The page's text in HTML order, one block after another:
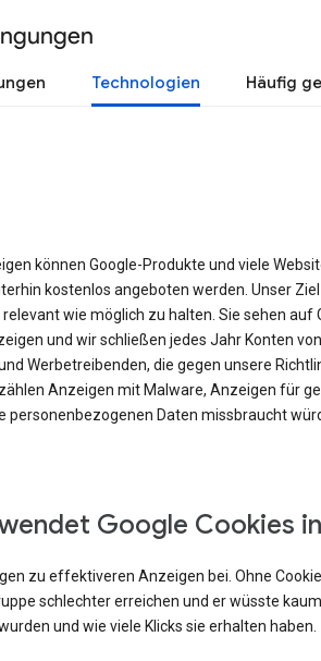
Technologien Häufig
können Google-Produkte und viele
kostenlos angeboten werden. Unser
wie möglich zu halten. Sie sehen auf
und wir schließen jedes Jahr Konten
Werbetreibenden, die gegen unsere
Anzeigen mit Malware, Anzeigen für
personenbezogenen Daten missbraucht
Google Cookies
zu effektiveren Anzeigen bei. Ohne
schlechter erreichen und er wüsste
und wie viele Klicks sie erhalten haben.